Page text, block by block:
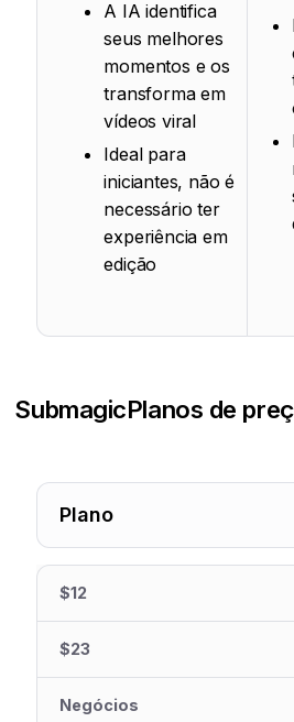
A IA identifica
seus melhores
momentos e os
transforma em
vídeos viral
Ideal para
iniciantes, não é
necessário ter
experiência em
edição
SubmagicPlanos de
Plano
$12
$23
Negócios